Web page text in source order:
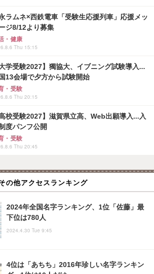
ラムネ×西鉄電車「受験生応援列車」応援メッ
ジ8/12より募集
・健康
Thu 15:15
大学受験2027】獨協大、イブニング試験導入...
13会場で夕方から試験開始
・受験
Thu 20:15
高校受験2027】滋賀県立高、Web出願導入...入
度パンフ公開
・受験
Thu 20:45
の他アクセスランキング
2024年全国名字ランキング、1位「佐藤」最
下位は780人
2024.4.30 Tue 9:45
4位は「あちち」2016年珍しい名字ランキン